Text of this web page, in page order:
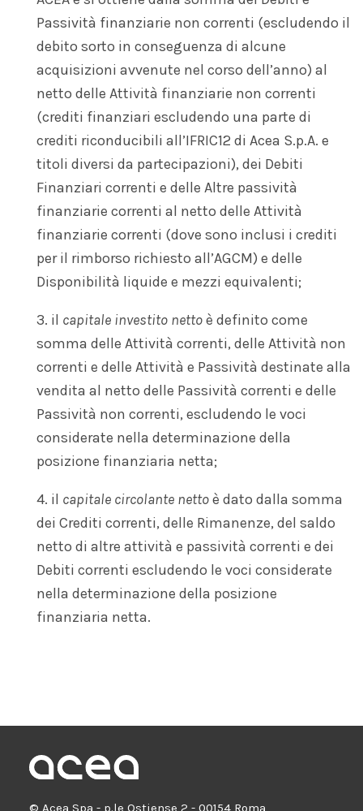
Passività finanziarie non correnti (escludendo il
debito sorto in conseguenza di alcune
acquisizioni avvenute nel corso dell’anno) al
netto delle Attività finanziarie non correnti
(crediti finanziari escludendo una parte di
crediti riconducibili all’IFRIC12 di Acea S.p.A. e
titoli diversi da partecipazioni), dei Debiti
Finanziari correnti e delle Altre passività
finanziarie correnti al netto delle Attività
finanziarie correnti (dove sono inclusi i crediti
per il rimborso richiesto all’AGCM) e delle
Disponibilità liquide e mezzi equivalenti;
3. il capitale investito nettoè definito come
somma delle Attività correnti, delle Attività non
correnti e delle Attività e Passività destinate alla
vendita al netto delle Passività correnti e delle
Passività non correnti, escludendo le voci
considerate nella determinazione della
posizione finanziaria netta;
4. il capitale circolante nettoè dato dalla somma
dei Crediti correnti, delle Rimanenze, del saldo
netto di altre attività e passività correnti e dei
Debiti correnti escludendo le voci considerate
nella determinazione della posizione
finanziaria netta.
© Acea Spa - p.le Ostiense 2 - 00154 Roma